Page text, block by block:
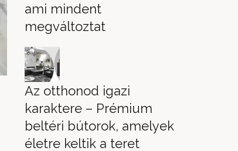
ami mindent
megváltoztat
Az otthonod igazi
karaktere – Prémium
beltéri bútorok, amelyek
életre keltik a teret